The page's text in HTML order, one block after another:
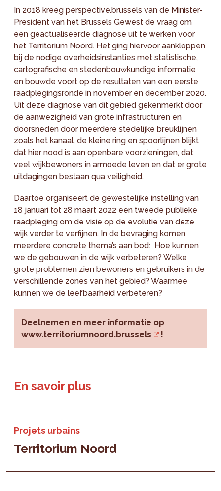
In 2018 kreeg perspective.brussels van de Minister-
President van het Brussels Gewest de vraag om
een geactualiseerde diagnose uit te werken voor
het Territorium Noord. Het ging hiervoor aankloppen
bij de nodige overheidsinstanties met statistische,
cartografische en stedenbouwkundige informatie
en bouwde voort op de resultaten van een eerste
raadplegingsronde in november en december 2020.
Uit deze diagnose van dit gebied gekenmerkt door
de aanwezigheid van grote infrastructuren en
doorsneden door meerdere stedelijke breuklijnen
zoals het kanaal, de kleine ring en spoorlijnen blijkt
dat hier nood is aan openbare voorzieningen, dat
veel wijkbewoners in armoede leven en dat er grote
uitdagingen bestaan qua veiligheid.
Daartoe organiseert de gewestelijke instelling van
18 januari tot 28 maart 2022 een tweede publieke
raadpleging om de visie op de evolutie van deze
wijk verder te verfijnen. In de bevraging komen
meerdere concrete thema’s aan bod: Hoe kunnen
we de gebouwen in de wijk verbeteren? Welke
grote problemen zien bewoners en gebruikers in de
verschillende zones van het gebied? Waarmee
kunnen we de leefbaarheid verbeteren?
Deelnemen en meer informatie op
www.territoriumnoord.brussels
!
En savoir plus
Projets urbains
Territorium Noord